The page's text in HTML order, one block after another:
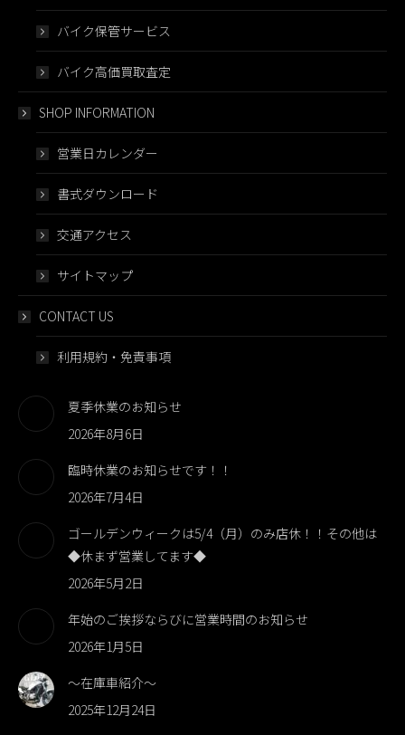
バイク保管サービス
バイク高価買取査定
SHOP INFORMATION
営業日カレンダー
書式ダウンロード
交通アクセス
サイトマップ
CONTACT US
利用規約・免責事項
夏季休業のお知らせ
2026年8月6日
臨時休業のお知らせです！！
2026年7月4日
ゴールデンウィークは5/4（月）のみ店休！！その他は
◆休まず営業してます◆
2026年5月2日
年始のご挨拶ならびに営業時間のお知らせ
2026年1月5日
～在庫車紹介～
2025年12月24日